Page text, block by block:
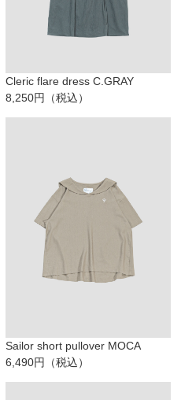
Cleric flare dress C.GRAY
8,250円（税込）
Sailor short pullover MOCA
6,490円（税込）